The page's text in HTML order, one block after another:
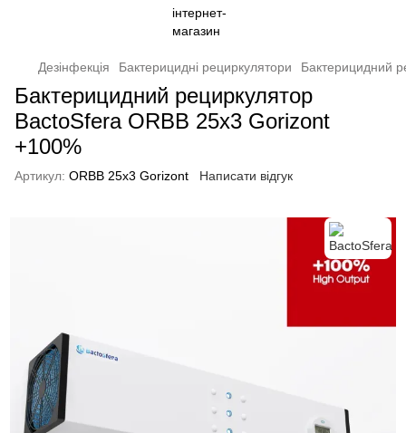
Дезінфекція Бактерицидні рециркулятори Бактерицидний
Бактерицидний рециркулятор
BactoSfera ORBB 25х3 Gorizont
+100%
Артикул: ORBB 25х3 Gorizont Написати відгук